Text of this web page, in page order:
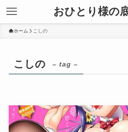
おひとり様の
ホーム こしの
こしの – tag –